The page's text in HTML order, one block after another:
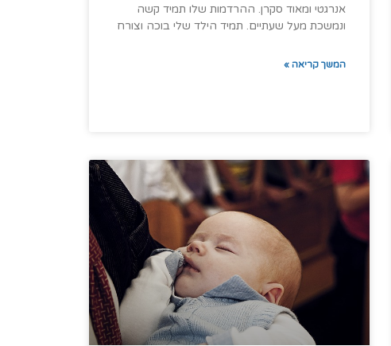
אנרגטי ומאוד סקרן. ההרדמות שלו תמיד קשה
ונמשכת מעל שעתיים. תמיד הילד שלי בוכה וצורח
המשך קריאה »